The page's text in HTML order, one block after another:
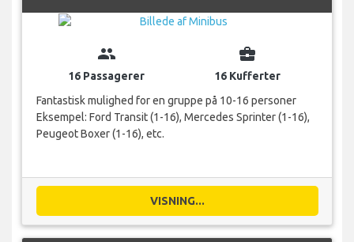
group
16 Passagerer
business_center
16 Kufferter
Fantastisk mulighed for en gruppe på 10-16 personer
Eksempel: Ford Transit (1-16), Mercedes Sprinter (1-16),
Peugeot Boxer (1-16), etc.
VISNING...